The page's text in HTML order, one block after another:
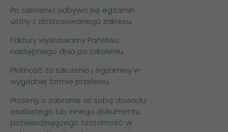
Po szkoleniu odbywa się egzamin
ustny z dostosowanego zakresu.
Faktury wystawiamy Państwu
następnego dnia po szkoleniu.
Płatność za szkolenie i egzaminy w
wygodnej formie przelewu.
Prosimy o zabranie ze sobą dowodu
osobistego lub innego dokumentu
potwierdzającego tożsamość w